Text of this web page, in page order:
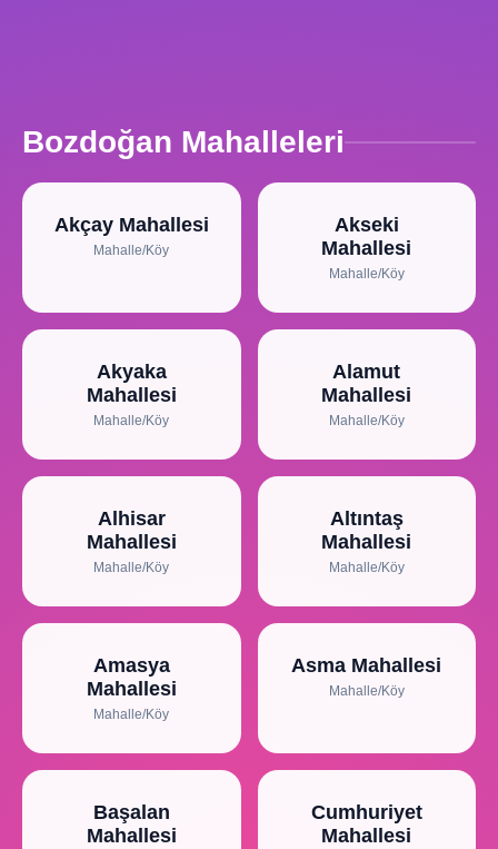
Bozdoğan Mahalleleri
Akçay Mahallesi
Mahalle/Köy
Akseki
Mahallesi
Mahalle/Köy
Akyaka
Mahallesi
Mahalle/Köy
Alamut
Mahallesi
Mahalle/Köy
Alhisar
Mahallesi
Mahalle/Köy
Altıntaş
Mahallesi
Mahalle/Köy
Amasya
Mahallesi
Mahalle/Köy
Asma Mahallesi
Mahalle/Köy
Başalan
Mahallesi
Cumhuriyet
Mahallesi